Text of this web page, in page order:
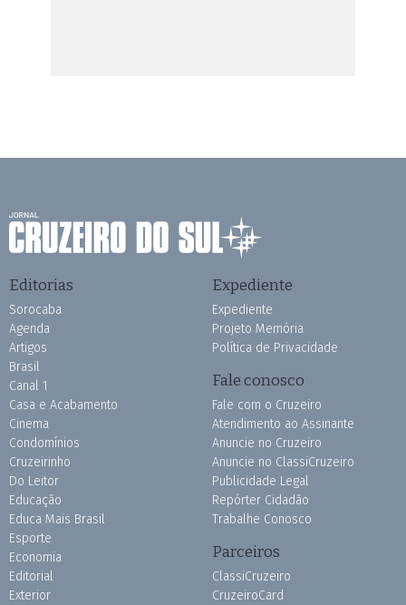
Editorias
Sorocaba
Agenda
Artigos
Brasil
Canal 1
Casa e Acabamento
Cinema
Condomínios
Cruzeirinho
Do Leitor
Educação
Educa Mais Brasil
Esporte
Economia
Editorial
Exterior
Expediente
Expediente
Projeto Memória
Política de Privacidade
Fale conosco
Fale com o Cruzeiro
Atendimento ao Assinante
Anuncie no Cruzeiro
Anuncie no ClassiCruzeiro
Publicidade Legal
Repórter Cidadão
Trabalhe Conosco
Parceiros
ClassiCruzeiro
CruzeiroCard